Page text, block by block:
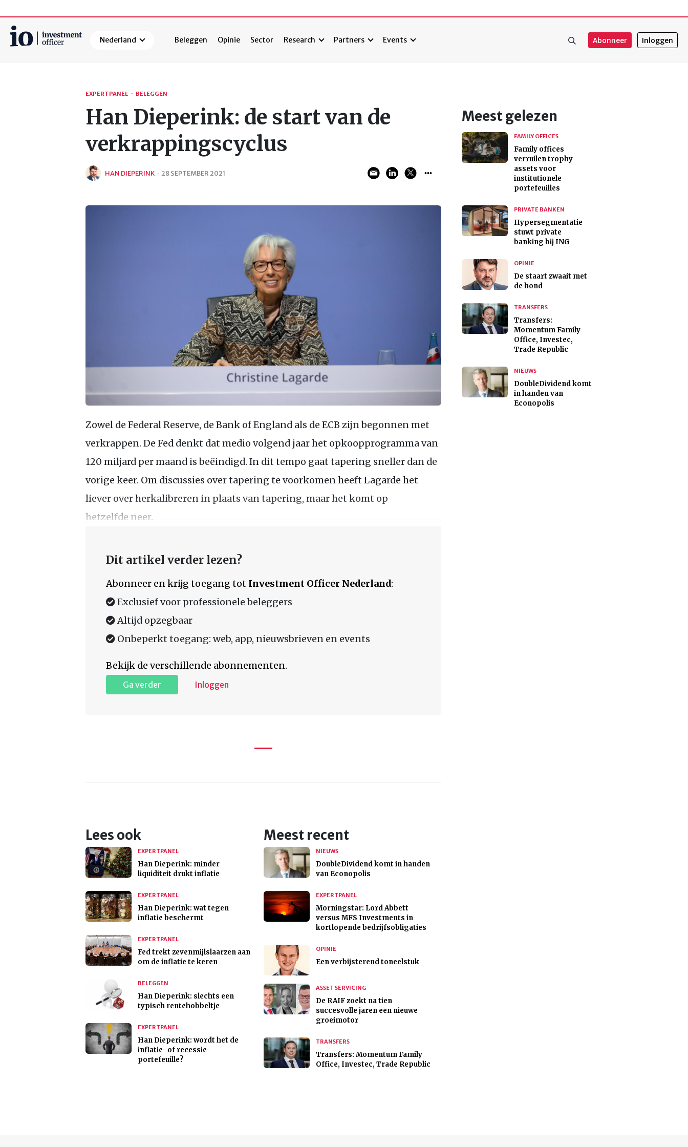
Nederland Beleggen Opinie Sector Research Partners Events Abonneer Inloggen
EXPERTPANEL · BELEGGEN
Han Dieperink: de start van de
verkrappingscyclus
HAN DIEPERINK · 28 SEPTEMBER 2021
Zowel de Federal Reserve, de Bank of England als de ECB zijn begonnen met
verkrappen. De Fed denkt dat medio volgend jaar het opkoopprogramma van
120 miljard per maand is beëindigd. In dit tempo gaat tapering sneller dan de
vorige keer. Om discussies over tapering te voorkomen heeft Lagarde het
liever over herkalibreren in plaats van tapering, maar het komt op
hetzelfde neer.
Dit artikel verder lezen?
Abonneer en krijg toegang tot Investment Officer Nederland:
Exclusief voor professionele beleggers
Altijd opzegbaar
Onbeperkt toegang: web, app, nieuwsbrieven en events
Bekijk de verschillende abonnementen.
Ga verder Inloggen
Lees ook
EXPERTPANEL
Han Dieperink: minder
liquiditeit drukt inflatie
EXPERTPANEL
Han Dieperink: wat tegen
inflatie beschermt
EXPERTPANEL
Fed trekt zevenmijlslaarzen aan
om de inflatie te keren
BELEGGEN
Han Dieperink: slechts een
typisch rentehobbeltje
EXPERTPANEL
Han Dieperink: wordt het de
inflatie- of recessie-
portefeuille?
Meest recent
NIEUWS
DoubleDividend komt in handen
van Econopolis
EXPERTPANEL
Morningstar: Lord Abbett
versus MFS Investments in
kortlopende bedrijfsobligaties
OPINIE
Een verbijsterend toneelstuk
ASSET SERVICING
De RAIF zoekt na tien
succesvolle jaren een nieuwe
groeimotor
TRANSFERS
Transfers: Momentum Family
Office, Investec, Trade Republic
Meest gelezen
FAMILY OFFICES
Family offices
verruilen trophy
assets voor
institutionele
portefeuilles
PRIVATE BANKEN
Hypersegmentatie
stuwt private
banking bij ING
OPINIE
De staart zwaait met
de hond
TRANSFERS
Transfers:
Momentum Family
Office, Investec,
Trade Republic
NIEUWS
DoubleDividend komt
in handen van
Econopolis